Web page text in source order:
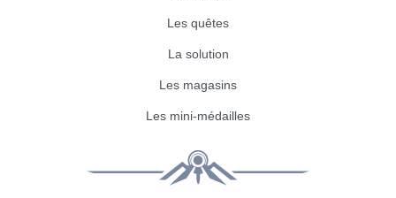
Les quêtes
La solution
Les magasins
Les mini-médailles